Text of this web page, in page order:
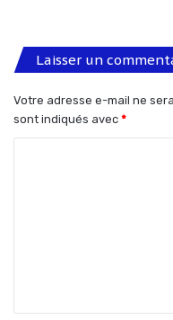
Laisser un
Votre adresse e-mail ne
sont indiqués avec *
t